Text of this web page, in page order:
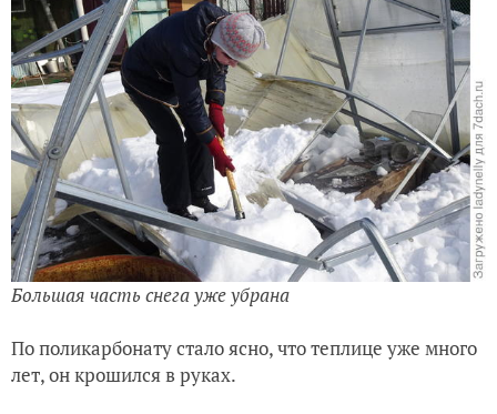
Большая часть снега уже убрана
По поликарбонату стало ясно, что теплице уже много
лет, он крошился в руках.